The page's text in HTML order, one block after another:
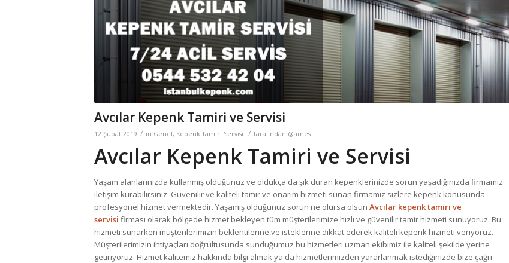
Avcılar Kepenk Tamiri ve Servisi
12 Şubat 2019 / in Genel, Kepenk Tamiri Servisi / tarafından @ames
Avcılar Kepenk Tamiri ve Servisi
Yaşam alanlarınızda kullanmış olduğunuz ve oldukça da şık duran kepenklerinizde sorun yaşadığınızda firmamız
iletişim kurabilirsiniz. Güvenilir ve kaliteli tamir ve onarım hizmeti sunan firmamız sizlere kepenk konusunda
profesyonel hizmet vermektedir. Yaşamış olduğunuz sorun ne olursa olsun Avcılar kepenk tamiri ve
servisi firması olarak bölgede hizmet bekleyen tüm müşterilerimize hızlı ve güvenilir tamir hizmeti sunuyoruz. Bu
hizmeti sunarken müşterilerimizin beklentilerine ve isteklerine dikkat ederek kaliteli kepenk hizmeti veriyoruz.
Müşterilerimizin ihtiyaçları doğrultusunda sunduğumuz bu hizmetleri uzman ekibimiz ile kaliteli şekilde yerine
getiriyoruz. Hizmet kalitemiz hakkında bilgi almak ya da hizmetlerimizden yararlanmak istediğinizde bize çağrı